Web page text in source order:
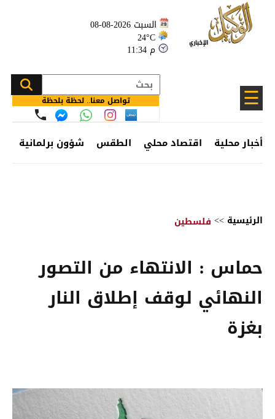
السبت 2026-08-08
24°C
11:34 م
☰ تواصل معنا.. لحظة بلحظة
أخبار محلية اقتصاد محلي الطقس شؤون برلمانية
الرئيسية >> فلسطين
حماس : الانتهاء من التصور
النهائي لوقف إطلاق النار
بغزة